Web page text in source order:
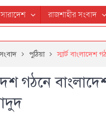
রাশিয়ার ড্রোন বাহিনীর প্রধান
আত্মত্যাগ জাতি চিরকাল
সারাদেশ রাজশাহীর সংবাদ
পুঠিয়া স্মার্ট বাংলাদেশ
গঠনে